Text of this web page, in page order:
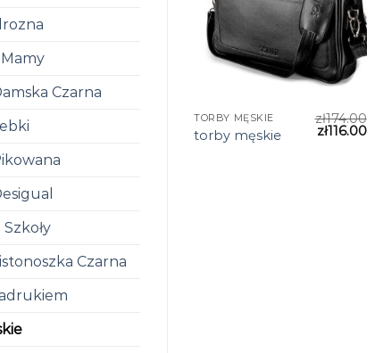
Czarna
Czarna
TORBY MĘSKIE
torby męskie
zł174.00
zł116.00